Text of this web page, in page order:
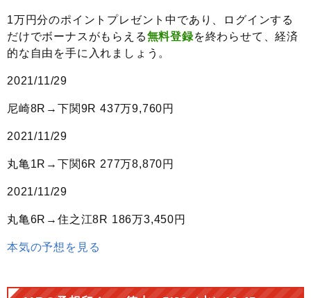
1万円分のポイントプレゼント中であり、ログインする
だけでボーナスがもらえる無料登録を終わらせて、経済
的な自由を手に入れましょう。
2021/11/29
尼崎8R→下関9R 437万9,760円
2021/11/29
丸亀1R→下関6R 277万8,870円
2021/11/29
丸亀6R→住之江8R 186万3,450円
本気の予想を見る